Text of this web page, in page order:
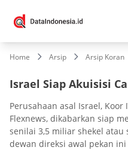
Home Arsip Arsip Koran
Israel Siap Akuisisi
Perusahaan asal Israel,
Flexnews, dikabarkan siap
senilai 3,5 miliar shekel atau
dewan direksi awal pekan